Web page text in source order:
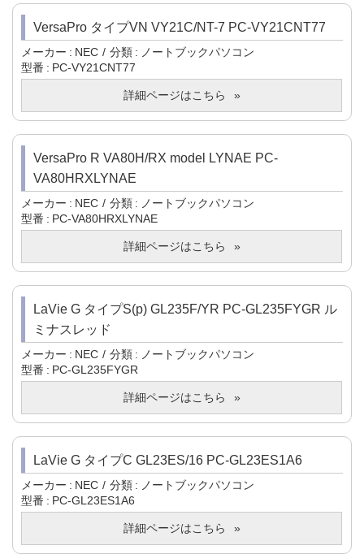
VersaPro タイプVN VY21C/NT-7 PC-VY21CNT77
メーカー NEC 分類
ノートブックパソコン
型番
PC-VY21CNT77
詳細ページはこちら
VersaPro R VA80H/RX model LYNAE PC-
VA80HRXLYNAE
メーカー NEC 分類
ノートブックパソコン
型番
PC-VA80HRXLYNAE
詳細ページはこちら
LaVie G タイプS(p) GL235F/YR PC-GL235FYGR ル
ミナスレッド
メーカー NEC 分類
ノートブックパソコン
型番
PC-GL235FYGR
詳細ページはこちら
LaVie G タイプC GL23ES/16 PC-GL23ES1A6
メーカー NEC 分類
ノートブックパソコン
型番
PC-GL23ES1A6
詳細ページはこちら